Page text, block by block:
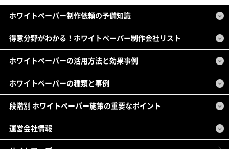
ホワイトペーパー制作依頼の予備知識
得意分野がわかる！ホワイトペーパー制作会社リスト
ホワイトペーパーの活用方法と効果事例
ホワイトペーパーの種類と事例
段階別 ホワイトペーパー施策の重要なポイント
運営会社情報